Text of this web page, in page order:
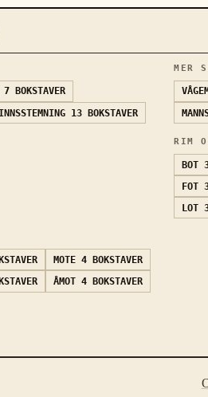
7 BOKSTAVER
13 BOKSTAVER
MER
RIM
BOT
FOT
LOT
MOTE 4 BOKSTAVER
ÅMOT 4 BOKSTAVER